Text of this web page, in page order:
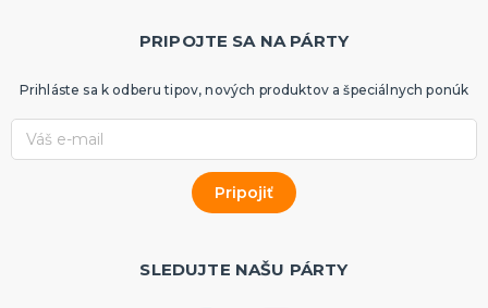
PRIPOJTE SA NA PÁRTY
Prihláste sa k odberu tipov, nových produktov a špeciálnych ponúk
SLEDUJTE NAŠU PÁRTY